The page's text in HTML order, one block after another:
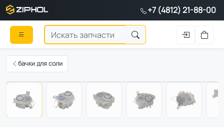
+7 (4812) 21-88-00
бачки для соли
Оригинал